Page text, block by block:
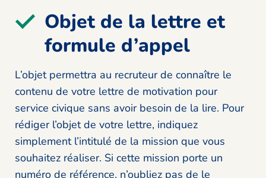
Objet de la lettre et
formule d’appel
L’objet permettra au recruteur de connaître le
contenu de votre lettre de motivation pour
service civique sans avoir besoin de la lire. Pour
rédiger l’objet de votre lettre, indiquez
simplement l’intitulé de la mission que vous
souhaitez réaliser. Si cette mission porte un
numéro de référence, n’oubliez pas de le